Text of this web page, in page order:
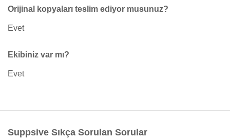
Orijinal kopyaları teslim ediyor musunuz?
Evet
Ekibiniz var mı?
Evet
Suppsive Sıkça Sorulan Sorular